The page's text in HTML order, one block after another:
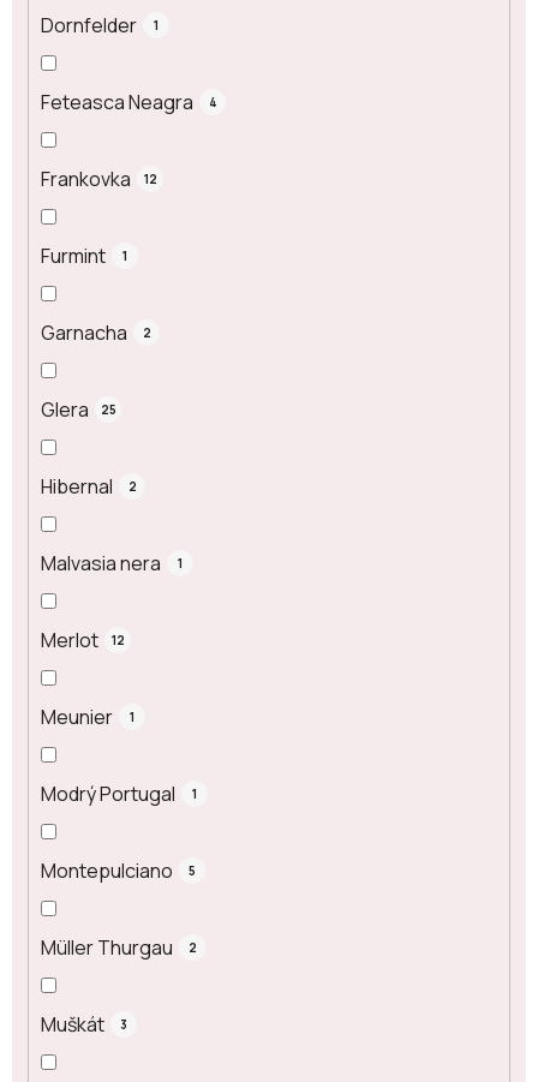
Dornfelder 1
Feteasca Neagra 4
Frankovka 12
Furmint 1
Garnacha 2
Glera 25
Hibernal 2
Malvasia nera 1
Merlot 12
Meunier 1
Modrý Portugal 1
Montepulciano 5
Müller Thurgau 2
Muškát 3